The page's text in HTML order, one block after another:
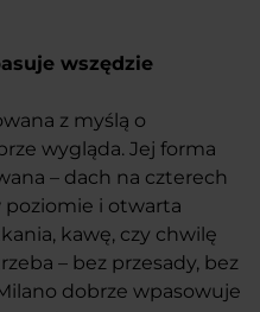
wszędzie
z myślą o
wygląda. Jej forma
– dach na czterech
poziomie i otwarta
kawę, czy chwilę
– bez przesady, bez
dobrze wpasowuje